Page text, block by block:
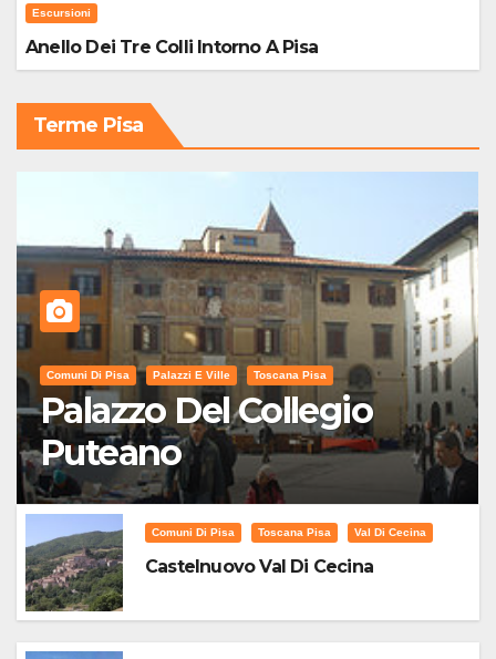
Escursioni
Anello Dei Tre Colli Intorno A Pisa
Terme Pisa
Comuni Di Pisa Palazzi E Ville Toscana Pisa
Palazzo Del Collegio
Puteano
Comuni Di Pisa Toscana Pisa Val Di Cecina
Castelnuovo Val Di Cecina